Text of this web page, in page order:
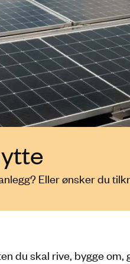
Eller ønsker du
du skal rive, bygge